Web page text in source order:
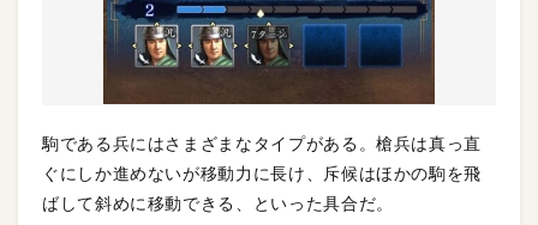
駒である兵にはさまざまなタイプがある。槍兵は真っ直
ぐにしか進めないが移動力に長け、斥候はほかの駒を飛
ばして斜めに移動できる、といった具合だ。